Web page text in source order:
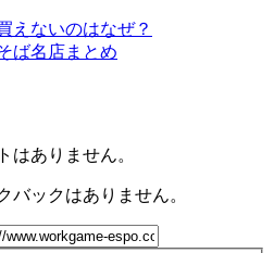
えないのはなぜ？
ば名店まとめ
はありません。
バックはありません。